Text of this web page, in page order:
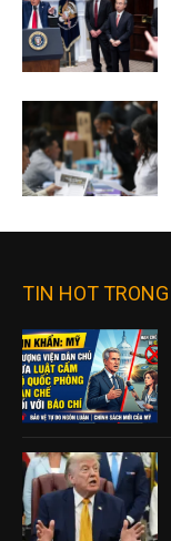
TIN HOT